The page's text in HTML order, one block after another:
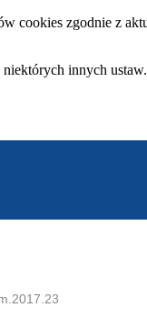
cookies zgodnie z
innych ustaw.